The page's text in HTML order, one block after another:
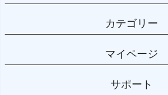
カテゴリー
マイページ
サポート